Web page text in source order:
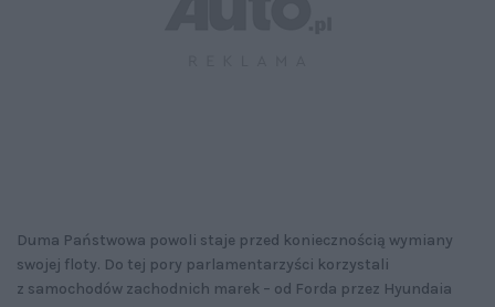
Duma Państwowa powoli staje przed koniecznością wymiany
swojej floty. Do tej pory parlamentarzyści korzystali
z samochodów zachodnich marek – od Forda przez Hyundaia